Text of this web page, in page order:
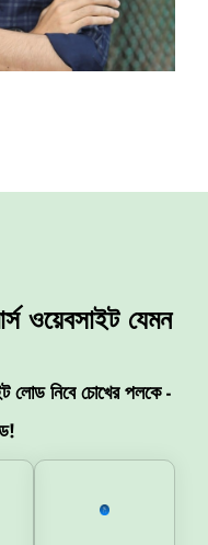
ওয়েবসাইট যেমন
লোড নিবে চোখের পলকে -